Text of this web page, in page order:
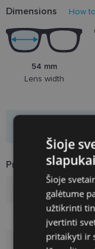
Dimensions How
54 mm
Lens width
Product Information
Frame size
Šioje
slapukai
Šioje
galėtume
užtikrinti
įvertinti
pritaikyti ir